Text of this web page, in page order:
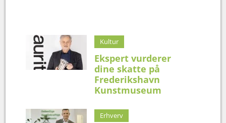
Kultur
Ekspert vurderer
dine skatte på
Frederikshavn
Kunstmuseum
Erhverv